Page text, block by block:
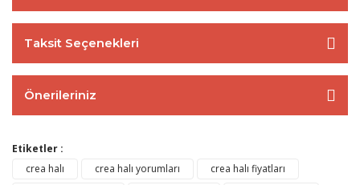
Taksit Seçenekleri
Önerileriniz
Etiketler :
crea halı
crea halı yorumları
crea halı fiyatları